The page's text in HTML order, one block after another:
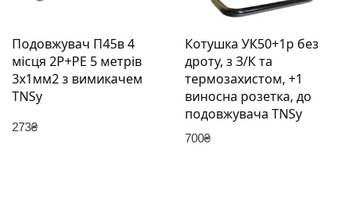
Подовжувач П45в 4
місця 2Р+РЕ 5 метрів
3х1мм2 з вимикачем
TNSy
273₴
Котушка УК50+1р без
дроту, з З/К та
термозахистом, +1
виносна розетка, до
подовжувача TNSy
700₴